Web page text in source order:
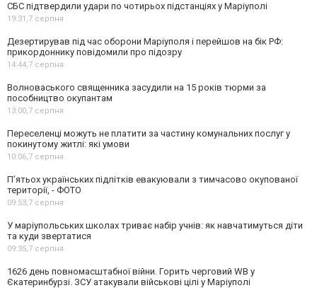
СБС підтвердили удари по чотирьох підстанціях у Маріуполі
19:31,7 серпня
Дезертирував під час оборони Маріуполя і перейшов на бік РФ:
прикордоннику повідомили про підозру
14:44,7 серпня
Волноваського священника засудили на 15 років тюрми за
пособництво окупантам
13:00,7 серпня
Переселенці можуть не платити за частину комунальних послуг у
покинутому житлі: які умови
10:06,7 серпня
П’ятьох українських підлітків евакуювали з тимчасово окупованої
території, - ФОТО
09:53,7 серпня
У маріупольських школах триває набір учнів: як навчатимуться діти
та куди звертатися
09:35,7 серпня
1626 день повномасштабної війни. Горить черговий WB у
Єкатеринбурзі. ЗСУ атакували військові цілі у Маріуполі